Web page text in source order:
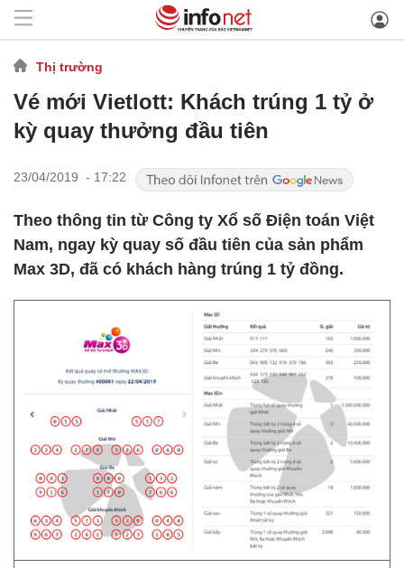
Thị trường
Vé mới Vietlott: Khách trúng 1 tỷ ở
kỳ quay thưởng đầu tiên
23/04/2019 - 17:22
Theo thông tin từ Công ty Xổ số Điện toán Việt
Nam, ngay kỳ quay số đầu tiên của sản phẩm
Max 3D, đã có khách hàng trúng 1 tỷ đồng.